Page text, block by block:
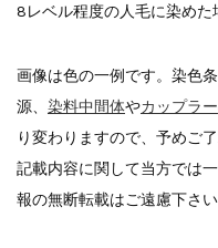
8レベル程度の人毛に染めた
画像は色の一例です。染色
源、 染料中間体やカップラー
り変わりますので、予めご了
記載内容に関して当方では
報の無断転載はご遠慮下さい